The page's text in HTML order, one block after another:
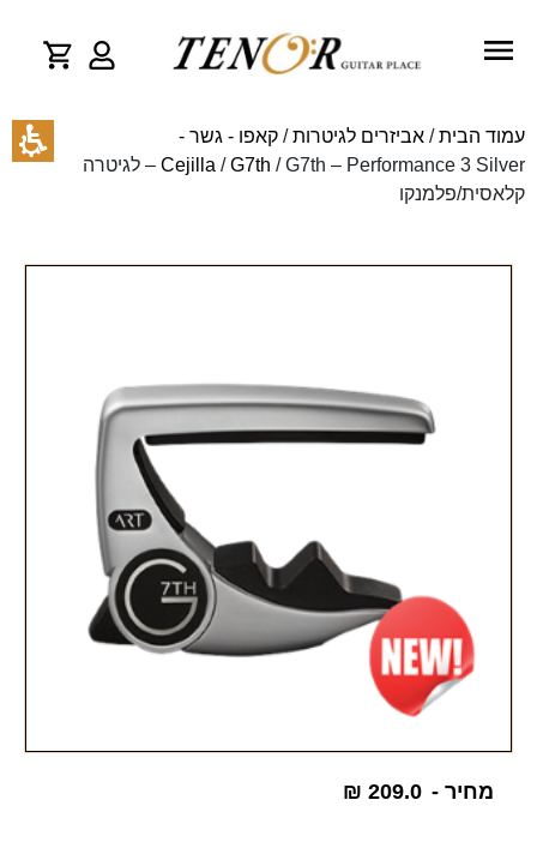
עמוד הבית/ אביזרים לגיטרות/ קאפו - גשר -
Cejilla /G7th
/ G7th – Performance 3 Silver – לגיטרה
קלאסית/פלמנקו
מחיר - ₪ 209.0